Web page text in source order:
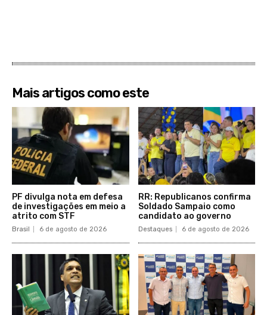
Mais artigos como este
PF divulga nota em defesa
de investigações em meio a
atrito com STF
Brasil 6 de agosto de 2026
RR: Republicanos confirma
Soldado Sampaio como
candidato ao governo
Destaques 6 de agosto de 2026